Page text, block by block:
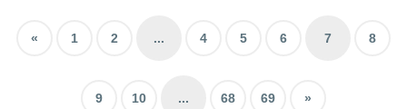
« 1 2 ... 4 5 6 7 8
9 10 ... 68 69 »